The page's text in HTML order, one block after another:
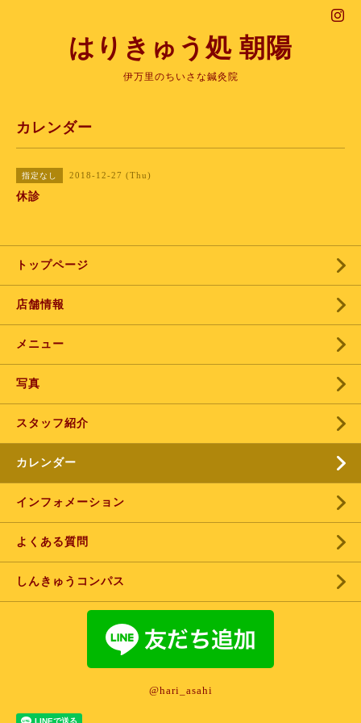
はりきゅう処 朝陽
伊万里のちいさな鍼灸院
カレンダー
指定なし 2018-12-27 (Thu)
休診
トップページ
店舗情報
メニュー
写真
スタッフ紹介
カレンダー
インフォメーション
よくある質問
しんきゅうコンパス
@hari_asahi